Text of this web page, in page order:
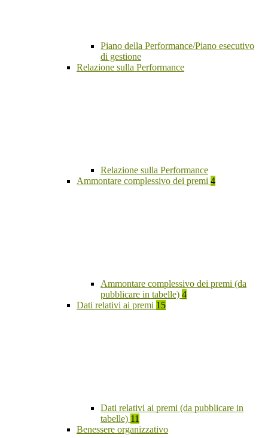
Piano della Performance/Piano esecutivo
di gestione
Relazione sulla Performance
Relazione sulla Performance
Ammontare complessivo dei premi 4
Ammontare complessivo dei premi (da
pubblicare in tabelle) 4
Dati relativi ai premi 15
Dati relativi ai premi (da pubblicare in
tabelle) 11
Benessere organizzativo